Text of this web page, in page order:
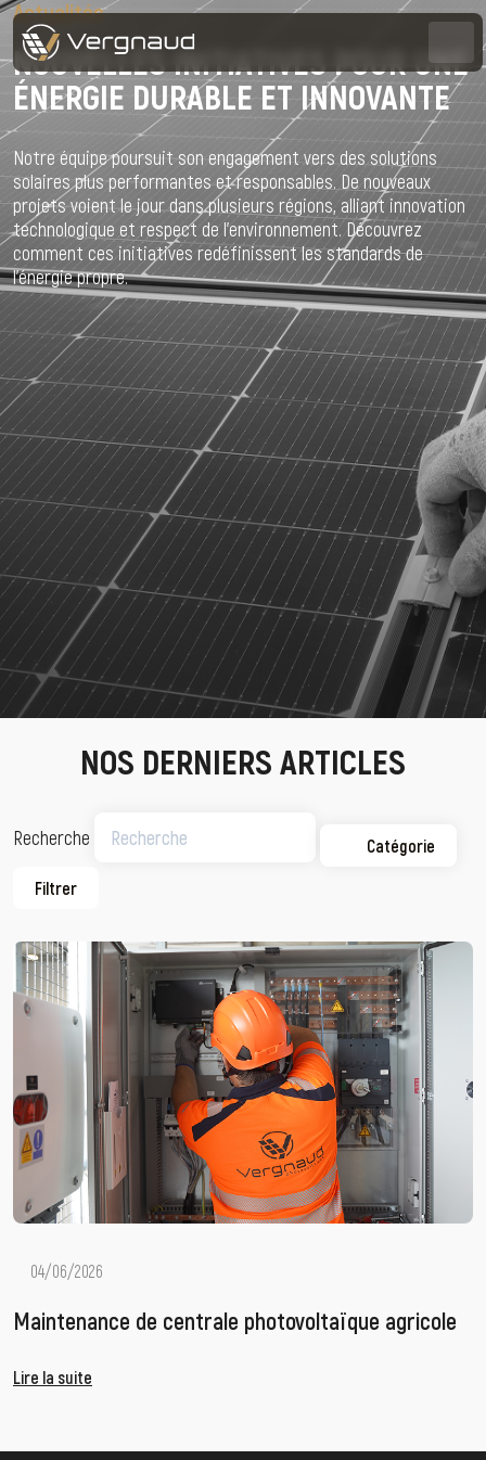
Actualités
NOUVELLES INITIATIVES POUR UNE
ÉNERGIE DURABLE ET INNOVANTE
Notre équipe poursuit son engagement vers des solutions
solaires plus performantes et responsables. De nouveaux
projets voient le jour dans plusieurs régions, alliant innovation
technologique et respect de l’environnement. Découvrez
comment ces initiatives redéfinissent les standards de
l’énergie propre.
NOS DERNIERS ARTICLES
Recherche Catégorie
Filtrer
04/06/2026
Maintenance de centrale photovoltaïque agricole
Lire la suite